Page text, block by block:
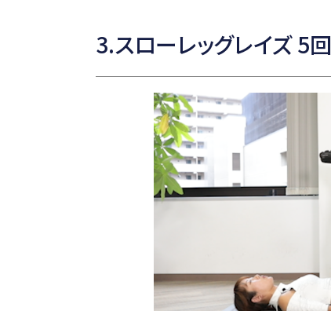
3.スローレッグレイズ 5回